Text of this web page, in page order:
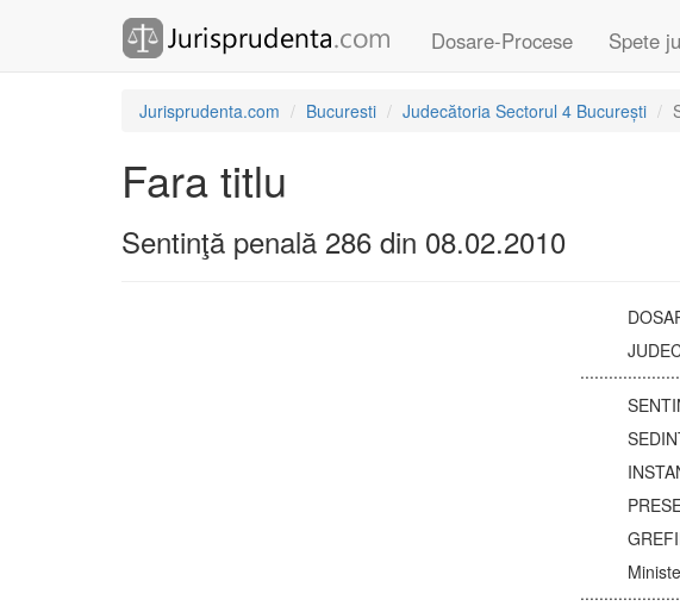
Dosare-Procese Spete
Jurisprudenta.com Bucuresti Judecătoria Sectorul 4 București
Fara titlu
Sentinţă penală 286 din 08.02.2010